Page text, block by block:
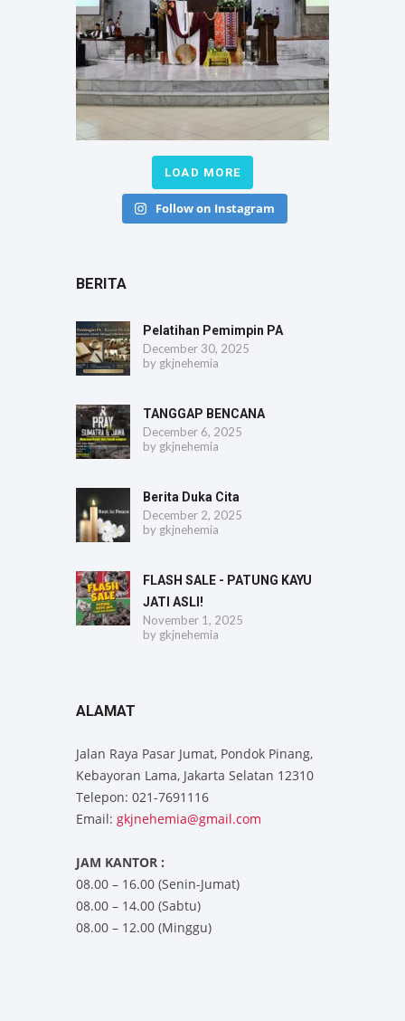
LOAD MORE
Follow on Instagram
BERITA
Pelatihan Pemimpin PA
December 30, 2025
by gkjnehemia
TANGGAP BENCANA
December 6, 2025
by gkjnehemia
Berita Duka Cita
December 2, 2025
by gkjnehemia
FLASH SALE - PATUNG KAYU
JATI ASLI!
November 1, 2025
by gkjnehemia
ALAMAT
Jalan Raya Pasar Jumat, Pondok Pinang,
Kebayoran Lama, Jakarta Selatan 12310
Telepon: 021-7691116
Email: gkjnehemia@gmail.com
JAM KANTOR :
08.00 – 16.00 (Senin-Jumat)
08.00 – 14.00 (Sabtu)
08.00 – 12.00 (Minggu)